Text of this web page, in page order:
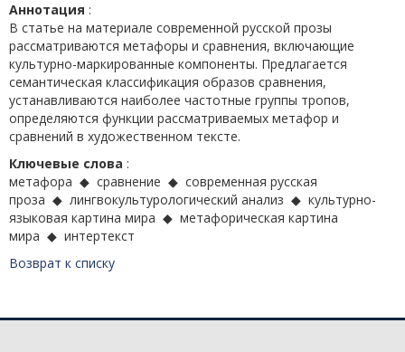
Аннотация :
В статье на материале современной русской прозы
рассматриваются метафоры и сравнения, включающие
культурно-маркированные компоненты. Предлагается
семантическая классификация образов сравнения,
устанавливаются наиболее частотные группы тропов,
определяются функции рассматриваемых метафор и
сравнений в художественном тексте.
Ключевые слова :
метафора ◆ сравнение ◆ современная русская
проза ◆ лингвокультурологический анализ ◆ культурно-
языковая картина мира ◆ метафорическая картина
мира ◆ интертекст
Возврат к списку